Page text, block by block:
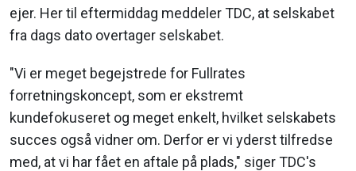
ejer. Her til eftermiddag meddeler TDC, at selskabet
fra dags dato overtager selskabet.
"Vi er meget begejstrede for Fullrates
forretningskoncept, som er ekstremt
kundefokuseret og meget enkelt, hvilket selskabets
succes også vidner om. Derfor er vi yderst tilfredse
med, at vi har fået en aftale på plads," siger TDC's